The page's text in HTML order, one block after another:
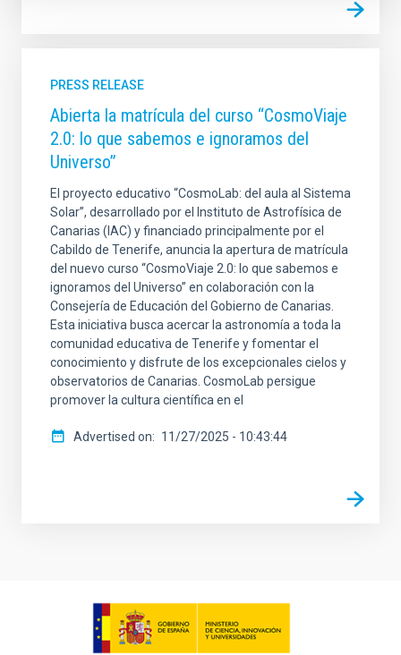
PRESS RELEASE
Abierta la matrícula del curso “CosmoViaje
2.0: lo que sabemos e ignoramos del
Universo”
El proyecto educativo “CosmoLab: del aula al Sistema
Solar”, desarrollado por el Instituto de Astrofísica de
Canarias (IAC) y financiado principalmente por el
Cabildo de Tenerife, anuncia la apertura de matrícula
del nuevo curso “CosmoViaje 2.0: lo que sabemos e
ignoramos del Universo” en colaboración con la
Consejería de Educación del Gobierno de Canarias.
Esta iniciativa busca acercar la astronomía a toda la
comunidad educativa de Tenerife y fomentar el
conocimiento y disfrute de los excepcionales cielos y
observatorios de Canarias. CosmoLab persigue
promover la cultura científica en el
Advertised on 11/27/2025 - 10:43:44